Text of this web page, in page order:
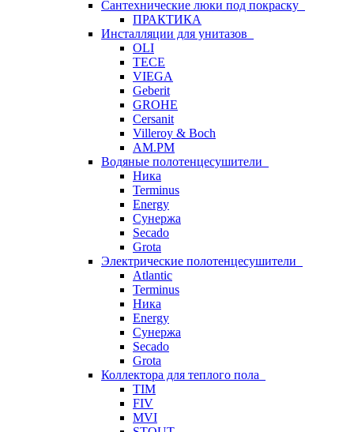
Сантехнические люки под покраску
ПРАКТИКА
Инсталляции для унитазов
OLI
TECE
VIEGA
Geberit
GROHE
Cersanit
Villeroy & Boch
AM.PM
Водяные полотенцесушители
Ника
Terminus
Energy
Сунержа
Secado
Grota
Электрические полотенцесушители
Atlantic
Terminus
Ника
Energy
Сунержа
Secado
Grota
Коллектора для теплого пола
TIM
FIV
MVI